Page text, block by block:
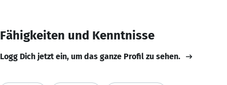
Fähigkeiten und Kenntnisse
Logg Dich jetzt ein, um das ganze Profil zu sehen.